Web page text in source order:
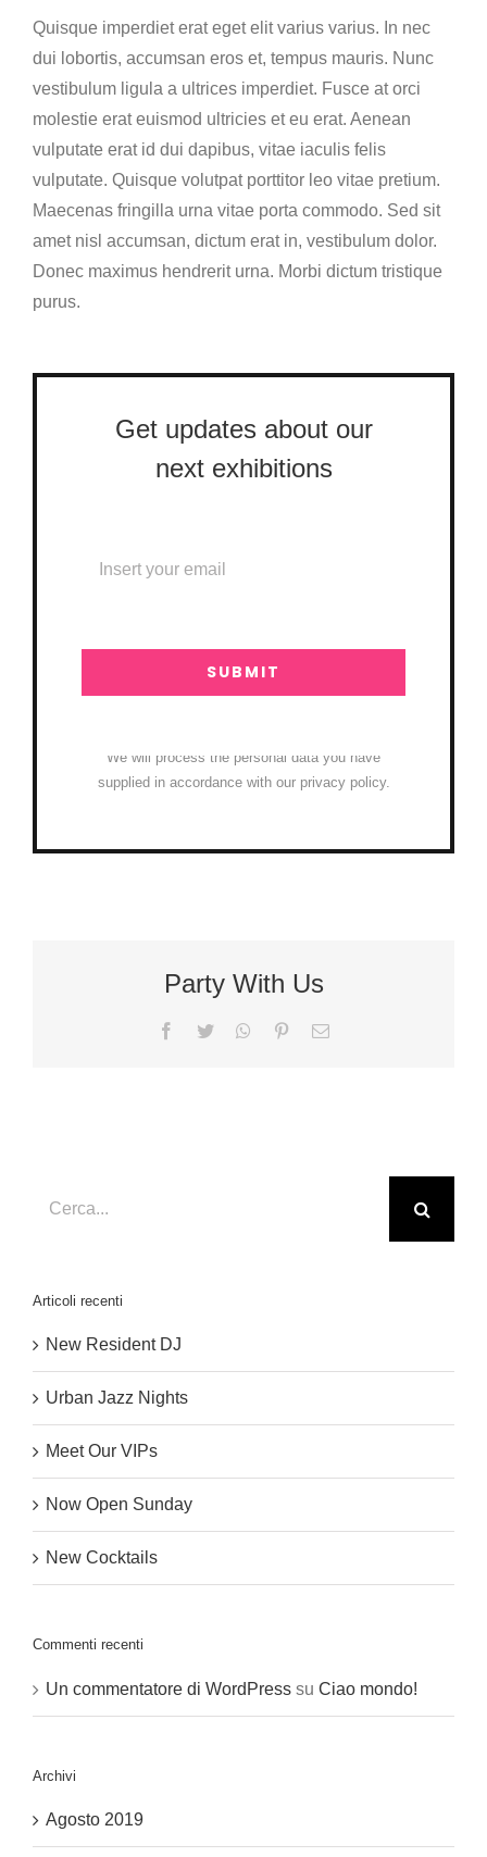
Quisque imperdiet erat eget elit varius varius. In nec
dui lobortis, accumsan eros et, tempus mauris. Nunc
vestibulum ligula a ultrices imperdiet. Fusce at orci
molestie erat euismod ultricies et eu erat. Aenean
vulputate erat id dui dapibus, vitae iaculis felis
vulputate. Quisque volutpat porttitor leo vitae pretium.
Maecenas fringilla urna vitae porta commodo. Sed sit
amet nisl accumsan, dictum erat in, vestibulum dolor.
Donec maximus hendrerit urna. Morbi dictum tristique
purus.
Get updates about our
next exhibitions
SUBMIT
We will process the personal data you have
supplied in accordance with our privacy policy.
Party With Us
Facebook
Twitter WhatsApp
PinterestEmail
per:
Articoli recenti
New Resident DJ
Urban Jazz Nights
Meet Our VIPs
Now Open Sunday
New Cocktails
Commenti recenti
Un commentatore di WordPress su Ciao mondo!
Archivi
Agosto 2019